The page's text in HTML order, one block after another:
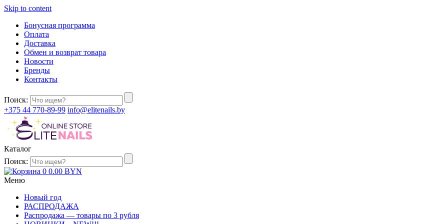
Skip to content
Бонусная программа
Оплата
Доставка
Обмен и возврат товара
Новости
Бренды
Контакты
Поиск:
+375 44 770-89-99 info@elitenails.by
Каталог
Поиск:
0 0.00 BYN
Меню
Новый год
РАСПРОДАЖА
Распродажа — товары по 3 рубля